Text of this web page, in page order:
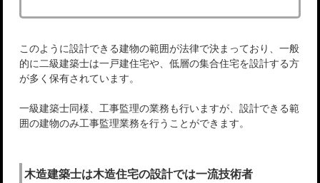
このように設計できる建物の範囲が法律で決まっており、一般
的に二級建築士は一戸建住宅や、低層の集合住宅を設計する方
が多く保有されています。
一級建築士同様、工事監理の業務も行いますが、設計できる範
囲の建物のみ工事監理業務を行うことができます。
木造建築士は木造住宅の設計では一流技術者